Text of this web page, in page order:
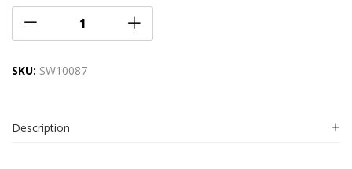
SKU: SW10087
Description